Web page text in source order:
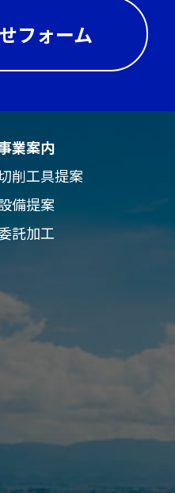
フォーム
業案内
削工具提案
備提案
託加工